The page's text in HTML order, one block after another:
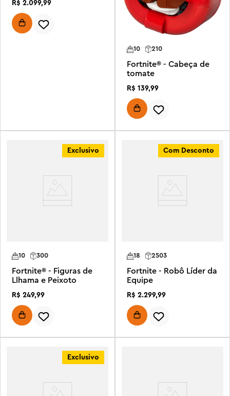
R$ 2.099,99
10 210
Fortnite® - Cabeça de
tomate
R$ 139,99
Exclusivo
10 300
Fortnite® - Figuras de
Llhama e Peixoto
R$ 249,99
Com Desconto
18 2503
Fortnite - Robô Líder da
Equipe
R$ 2.299,99
Exclusivo